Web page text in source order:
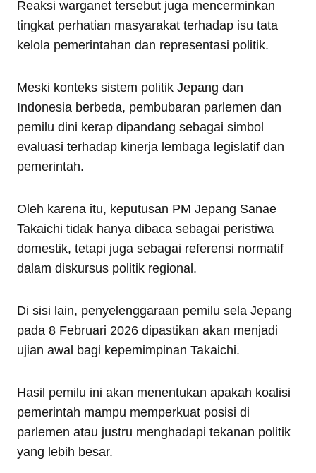
Reaksi warganet tersebut juga mencerminkan
tingkat perhatian masyarakat terhadap isu tata
kelola pemerintahan dan representasi politik.
Meski konteks sistem politik Jepang dan
Indonesia berbeda, pembubaran parlemen dan
pemilu dini kerap dipandang sebagai simbol
evaluasi terhadap kinerja lembaga legislatif dan
pemerintah.
Oleh karena itu, keputusan PM Jepang Sanae
Takaichi tidak hanya dibaca sebagai peristiwa
domestik, tetapi juga sebagai referensi normatif
dalam diskursus politik regional.
Di sisi lain, penyelenggaraan pemilu sela Jepang
pada 8 Februari 2026 dipastikan akan menjadi
ujian awal bagi kepemimpinan Takaichi.
Hasil pemilu ini akan menentukan apakah koalisi
pemerintah mampu memperkuat posisi di
parlemen atau justru menghadapi tekanan politik
yang lebih besar.